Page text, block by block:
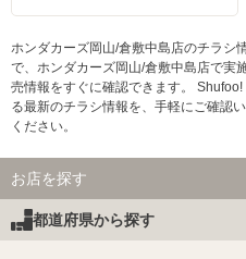
ホンダカーズ岡山/倉敷中島店のチラシ
で、ホンダカーズ岡山/倉敷中島店で実
売情報をすぐに確認できます。
る最新のチラシ情報を、手軽にご確認
ください。
お店を探す
都道府県から探す